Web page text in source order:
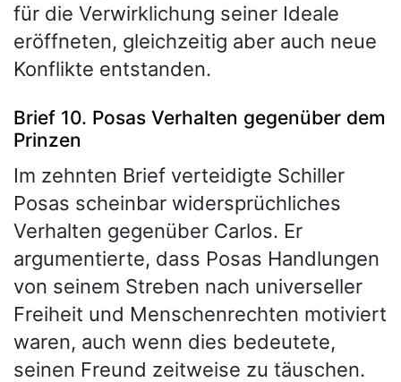
für die Verwirklichung seiner Ideale
eröffneten, gleichzeitig aber auch neue
Konflikte entstanden.
Brief 10. Posas Verhalten gegenüber dem
Prinzen
Im zehnten Brief verteidigte Schiller
Posas scheinbar widersprüchliches
Verhalten gegenüber Carlos. Er
argumentierte, dass Posas Handlungen
von seinem Streben nach universeller
Freiheit und Menschenrechten motiviert
waren, auch wenn dies bedeutete,
seinen Freund zeitweise zu täuschen.